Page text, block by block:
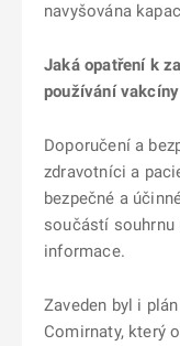
navyšována
Jaká opatření k
používání
Doporučení a
zdravotníci a
bezpečné a
součástí souhrnu
informace.
Zaveden byl i
Comirnaty, který